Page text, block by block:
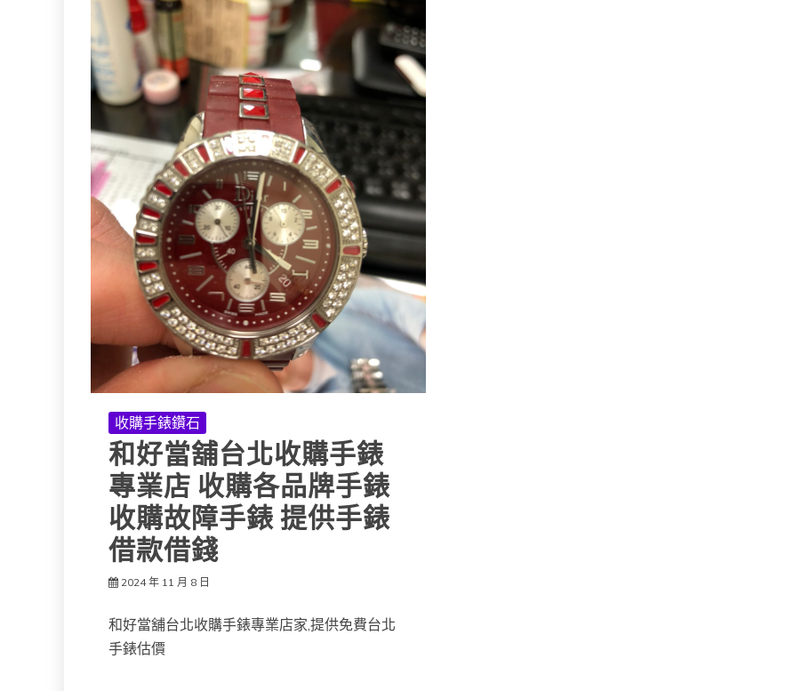
收購手錶鑽石
和好當舖台北收購手錶
專業店 收購各品牌手錶
收購故障手錶 提供手錶
借款借錢
2024 年 11 月 8 日
和好當舖台北收購手錶專業店家,提供免費台北
手錶估價